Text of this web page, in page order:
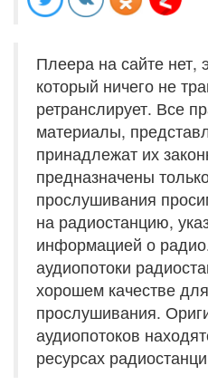
Плеера на сайте нет,
который ничего не
ретранслирует. Все
материалы,
принадлежат их
предназначены
прослушивания
на радиостанцию,
информацией о
аудиопотоки
хорошем качестве
прослушивания.
аудиопотоков
ресурсах